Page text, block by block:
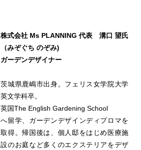
株式会社 Ms PLANNING 代表 溝口 望氏
（みぞぐち のぞみ)
ガーデンデザイナー
茨城県鹿嶋市出身。フェリス女学院大学
英文学科卒。
英国The English Gardening School
へ留学、ガーデンデザインディプロマを
取得。帰国後は、個人邸をはじめ医療施
設のお庭など多くのエクステリアをデザ